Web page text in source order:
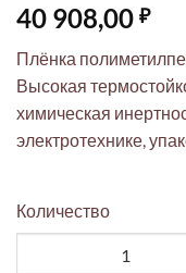
40 908,00 ₽
Плёнка
Высокая
химическая
электротехнике,
Количество